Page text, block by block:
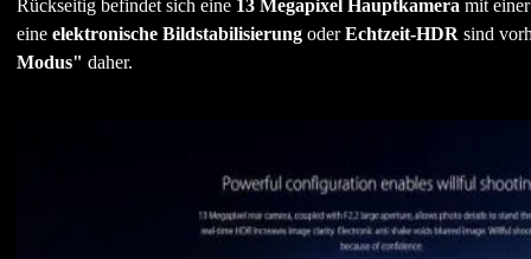
Rückseitig befindet sich eine 13 Megapixel Hauptkameramit
eine elektronische BildstabilisierungoderEchtzeit-HDRsind
Modus" daher.